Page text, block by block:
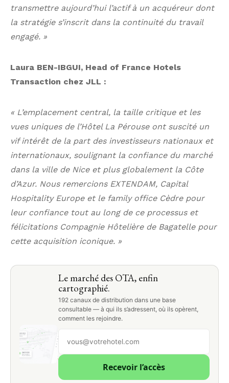
transmettre aujourd’hui l’actif à un acquéreur dont
la stratégie s’inscrit dans la continuité du travail
engagé. »
Laura BEN-IBGUI, Head of France Hotels
Transaction chez JLL :
« L’emplacement central, la taille critique et les
vues uniques de l’Hôtel La Pérouse ont suscité un
vif intérêt de la part des investisseurs nationaux et
internationaux, soulignant la confiance du marché
dans la ville de Nice et plus globalement la Côte
d’Azur. Nous remercions EXTENDAM, Capital
Hospitality Europe et le family office Cèdre pour
leur confiance tout au long de ce processus et
félicitations Compagnie Hôtelière de Bagatelle pour
cette acquisition iconique. »
Le marché des OTA, enfin
cartographié.
192 canaux de distribution dans une base
consultable — à qui ils s’adressent, où ils opèrent,
comment les rejoindre.
Recevoir l’accès